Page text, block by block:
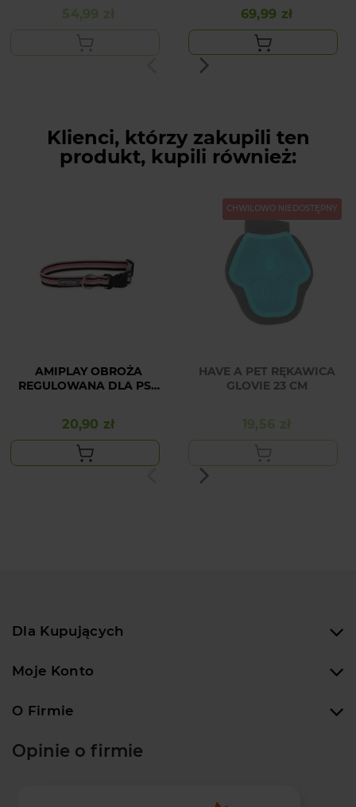
Cena
54,99 zł Cena
69,99 zł
Klienci, którzy zakupili ten
produkt, kupili również:
AMIPLAY OBROŻA
REGULOWANA DLA PSA
Cena
20,90 zł
CHWILOWO NIEDOSTĘPNY
HAVE A PET RĘKAWICA
GLOVIE 23 CM
Cena
19,56 zł
Dla Kupujących
Moje Konto
O Firmie
Opinie o firmie